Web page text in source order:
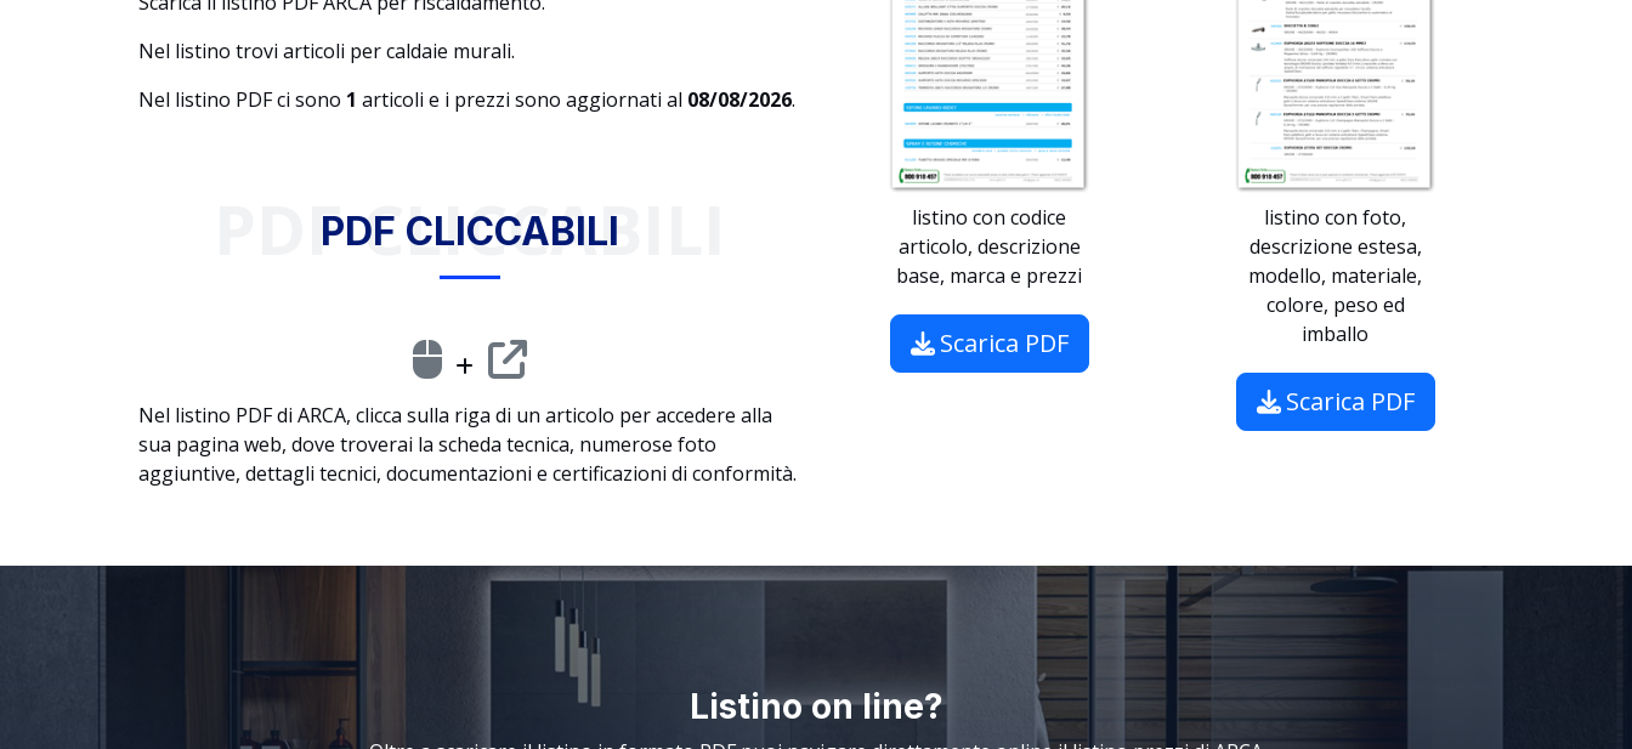
Nel listino trovi articoli per caldaie murali.
Nel listino PDF ci sono 1 articoli e i prezzi sono aggiornati al 08/08/2026.
PDF CLICCABILI
PDF CLICCABILI
Nel listino PDF di ARCA, clicca sulla riga di un articolo per accedere alla
sua pagina web, dove troverai la scheda tecnica, numerose foto
aggiuntive, dettagli tecnici, documentazioni e certificazioni di conformità.
listino con codice
articolo, descrizione
base, marca e prezzi
Scarica PDF
listino con foto,
descrizione estesa,
modello, materiale,
colore, peso ed
imballo
Scarica PDF
Listino on line?